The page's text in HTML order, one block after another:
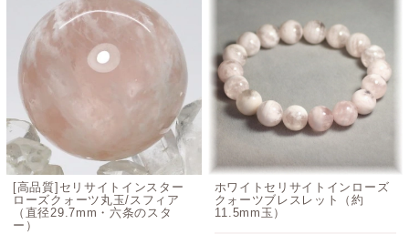
[高品質]セリサイトインスター
ローズクォーツ丸玉/スフィア
（直径29.7mm・六条のスタ
ー）
ホワイトセリサイトインローズ
クォーツブレスレット（約
11.5mm玉）